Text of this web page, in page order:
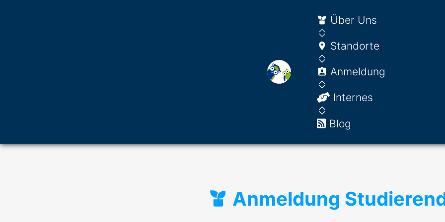
Über Uns
Standorte
Anmeldung
Internes
Blog
Anmeldung